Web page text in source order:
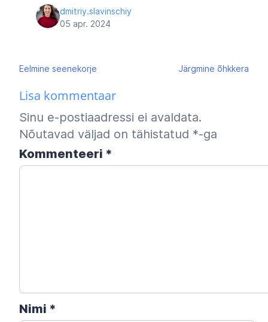
dmitriy.slavinschiy
05 apr. 2024
Navigeerimine
Eelmine seenekorje Järgmine õhkkera
Lisa kommentaar
Sinu e-postiaadressi ei avaldata.
Nõutavad väljad on tähistatud *-ga
Kommenteeri *
Nimi *